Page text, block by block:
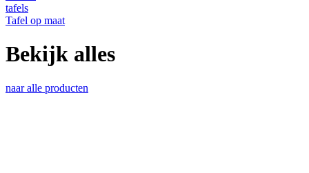
tafels
Tafel op maat
Bekijk alles
naar alle producten